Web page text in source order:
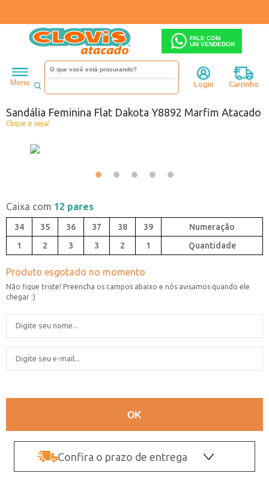
FALE COM
UM VENDEDOR
Menu Login Carrinho
Feminino Sandália Rasteira
Sandália Feminina Flat Dakota Y8892 Marfim Atacado
Clique e veja!
Caixa com 12 pares
34 35 36 37 38
39
1
2 3 3 2 1 Quantidade
Confira o prazo de entrega